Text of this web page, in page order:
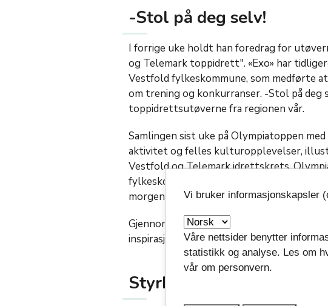
-Stol på deg selv!
I forrige uke holdt han foredrag for
og Telemark toppidrett". «Exo» har
Vestfold fylkeskommune, som medførte
om trening og konkurranser. -Stol på deg
toppidrettsutøverne fra regionen vår.
Samlingen sist uke på Olympiatoppen
aktivitet og felles kulturopplevelser,
Vestfold og Telemark idrettskrets,
fylkeskommune og Telemark
morgendagens toppidrettsutøvere.
Gjennom slike initiativer får unge
inspirasjon og nettverk som kan være
Styrker toppidretten
Vi bruker informasjonskapsler
Våre nettsider benytter
statistikk og analyse. Les om
vår om personvern.